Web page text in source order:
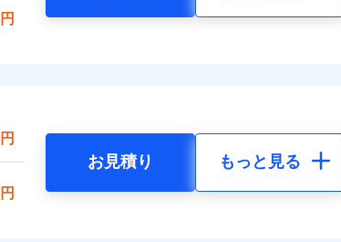
円
円
円
お見積り もっと見る